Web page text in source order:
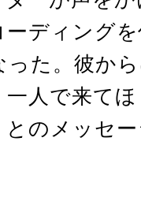
ディング
た。彼か
人で来て
のメッセ